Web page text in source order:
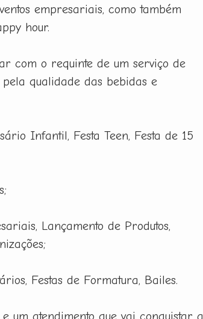
empresariais, como também
hour.
com o requinte de um serviço de
qualidade das bebidas e
Infantil, Festa Teen, Festa de 15
Lançamento de Produtos,
Festas de Formatura, Bailes.